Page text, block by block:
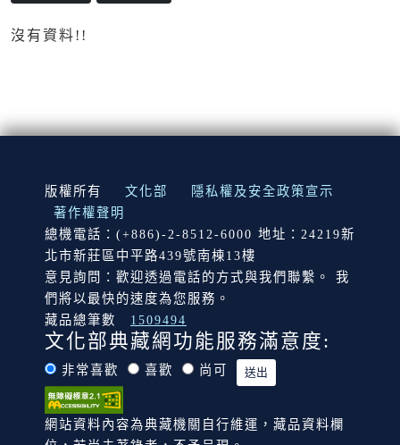
沒有資料!!
:::
版權所有 文化部
隱私權及安全政策宣示
著作權聲明
總機電話：(+886)-2-8512-6000 地址：24219新
北市新莊區中平路439號南棟13樓
意見詢問：歡迎透過電話的方式與我們聯繫。 我
們將以最快的速度為您服務。
藏品總筆數
1509494
文化部典藏網功能服務滿意度:
非常喜歡 喜歡 尚可
網站資料內容為典藏機關自行維運，藏品資料欄